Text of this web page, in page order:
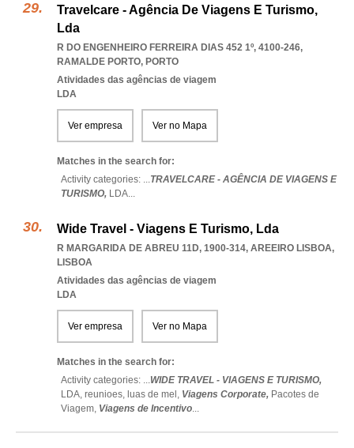
Travelcare - Agência De Viagens E Turismo,
Lda
R DO ENGENHEIRO FERREIRA DIAS 452 1º, 4100-246,
RAMALDE PORTO, PORTO
Atividades das agências de viagem
LDA
Ver empresa Ver no Mapa
Matches in the search for:
Activity categories: ...TRAVELCARE - AGÊNCIA DE VIAGENS E
TURISMO, LDA...
Wide Travel - Viagens E Turismo, Lda
R MARGARIDA DE ABREU 11D, 1900-314, AREEIRO LISBOA,
LISBOA
Atividades das agências de viagem
LDA
Ver empresa Ver no Mapa
Matches in the search for:
Activity categories: ...WIDE TRAVEL - VIAGENS E TURISMO,
LDA, reunioes, luas de mel, Viagens Corporate, Pacotes de
Viagem, Viagens de Incentivo...